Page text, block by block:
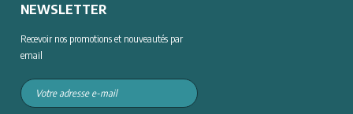
NEWSLETTER
Recevoir nos promotions et nouveautés par
email